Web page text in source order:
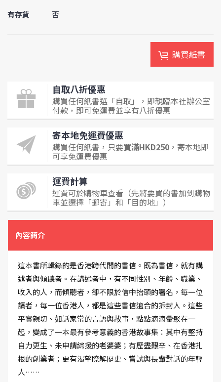
有存貨
否
購買紙書
自取八折優惠
購買任何紙書選「自取」，即親臨本社辦公室
付款，即可免運費並享有八折優惠
寄本地免運費優惠
購買任何紙書，只要買滿HKD250 ，寄本地即
可享免運費優惠
運費計算
運費可於購物車查看（先將要買的書加到購物
車並選擇「郵寄」和「目的地」）
內容簡介
這本書所輯錄的是香港跨代間的書信。既為書信，就有講
述者與傾聽者。在講述者中，有不同性別、年齡、職業、
收入的人，而傾聽者，卻不限於信中抬頭的署名，每一位
讀者，每一位香港人，都是這些書信適合的拆封人。這些
平實親切、如話家常的言語與故事，點點滴滴彙聚在一
起，變成了一本最有參考意義的香港故事集：其中有堅持
自力更生、未申請綜援的老婆婆；有歷盡艱辛、在香港扎
根的創業者；更有渴望瞭解歷史、嘗試與長輩對話的年輕
人……